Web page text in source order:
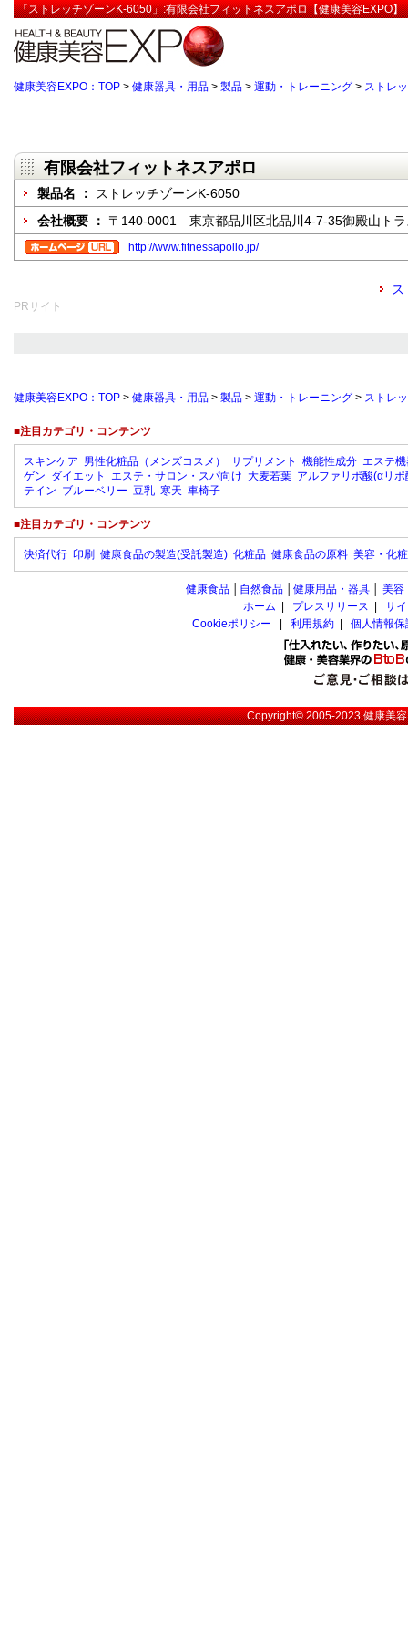
「ストレッチゾーンK-6050」:有限会社フィットネスアポロ【健康美容EXPO】
健康美容EXPO：TOP > 健康器具・用品 > 製品 > 運動・トレーニング > ストレ
有限会社フィットネスアポロ
製品名 ：
ストレッチゾーンK-6050
会社概要 ： 〒140-0001 東京都品川区北品川4-7-35御殿山トラ
http://www.fitnessapollo.jp/
PRサイト
健康美容EXPO：TOP > 健康器具・用品 > 製品 > 運動・トレーニング > ストレ
■注目カテゴリ・コンテンツ
スキンケア 男性化粧品（メンズコスメ） サプリメント 機能性成分 エステ
ゲン ダイエット エステ・サロン・スパ向け 大麦若葉 アルファリポ酸(αリポ
テイン ブルーベリー 豆乳 寒天 車椅子
■注目カテゴリ・コンテンツ
決済代行 印刷 健康食品の製造(受託製造) 化粧品 健康食品の原料 美容・化
健康食品 自然食品 健康用品・器具 美容
ホーム
プレスリリース
サ
Cookieポリシー
利用規約 個人情報
Copyright© 2005-2023健康美